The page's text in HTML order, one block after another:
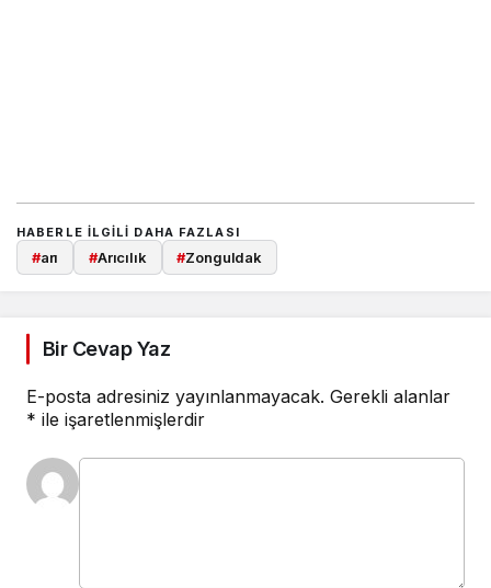
HABERLE ILGILI DAHA FAZLASI
#arı #Arıcılık #Zonguldak
Bir Cevap Yaz
E-posta adresiniz yayınlanmayacak. Gerekli alanlar
* ile işaretlenmişlerdir